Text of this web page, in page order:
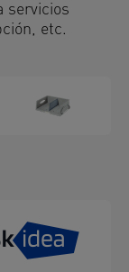
servicios
etc.